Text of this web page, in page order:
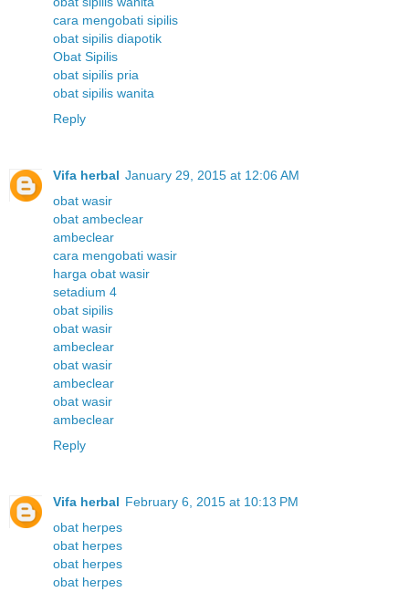
cara mengobati sipilis
obat sipilis diapotik
Obat Sipilis
obat sipilis pria
obat sipilis wanita
Reply
Vifa herbal January 29, 2015 at 12:06 AM
obat wasir
obat ambeclear
ambeclear
cara mengobati wasir
harga obat wasir
setadium 4
obat sipilis
obat wasir
ambeclear
obat wasir
ambeclear
obat wasir
ambeclear
Reply
Vifa herbal February 6, 2015 at 10:13 PM
obat herpes
obat herpes
obat herpes
obat herpes